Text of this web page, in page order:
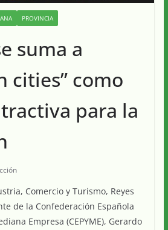
PROVINCIA
suma a
cities” como
para la
Comercio y Turismo, Reyes
de la Confederación Española
Empresa (CEPYME), Gerardo